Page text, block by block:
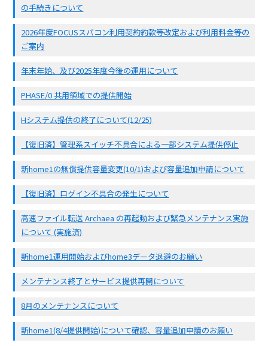
の手続きについて
2026年度FOCUSスパコン利用契約約款等改定および利用料金等の
ご案内
年末年始、及び2025年度今後の運用について
PHASE/0 共用領域での提供開始
Hシステム提供の終了について(12/25)
【復旧済】管理系スイッチ不具合による一部システム提供停止
新home1の無償提供容量変更(10/1)および容量追加申請について
【復旧済】ログイン不具合の発生について
高速ファイル転送 Archaea の再起動および緊急メンテナンス実施
について (実施済)
新home1運用開始およびhome3データ退避のお願い
メンテナンス終了とサービス提供再開について
8月のメンテナンスについて
新home1(8/4提供開始)について確認、容量追加申請のお願い